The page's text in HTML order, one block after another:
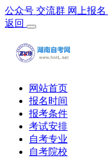
公众号 交流群 网上报名
返回
网站首页
报名时间
报考条件
考试安排
自考专业
自考院校